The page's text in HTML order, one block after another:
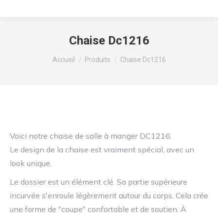
Chaise Dc1216
Vous êtes ici :
Accueil Produits Chaise Dc1216
Voici notre chaise de salle à manger DC1216.
Le design de la chaise est vraiment spécial, avec un
look unique.
Le dossier est un élément clé. Sa partie supérieure
incurvée s'enroule légèrement autour du corps. Cela crée
une forme de "coupe" confortable et de soutien. À